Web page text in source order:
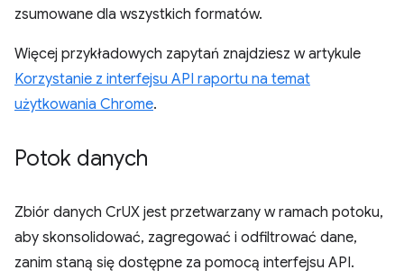
zsumowane dla wszystkich formatów.
Więcej przykładowych zapytań znajdziesz w artykule
Korzystanie z interfejsu API raportu na temat
użytkowania Chrome.
Potok danych
Zbiór danych CrUX jest przetwarzany w ramach potoku,
aby skonsolidować, zagregować i odfiltrować dane,
zanim staną się dostępne za pomocą interfejsu API.